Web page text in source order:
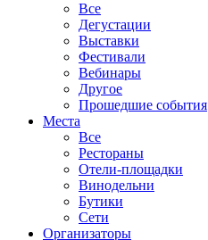
Все
Дегустации
Выставки
Фестивали
Вебинары
Другое
Прошедшие события
Места
Все
Рестораны
Отели-площадки
Винодельни
Бутики
Сети
Организаторы